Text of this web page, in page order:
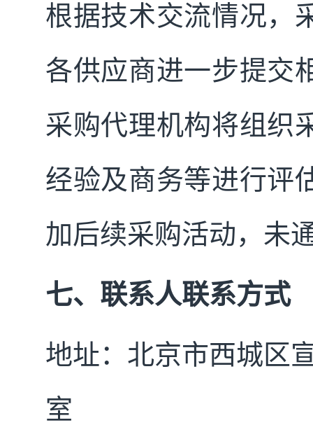
根据技术交流情况，
各供应商进一步提交
采购代理机构将组织
经验及商务等进行评
加后续采购活动，未
七、联系人联系方式
地址：北京市西城区
室